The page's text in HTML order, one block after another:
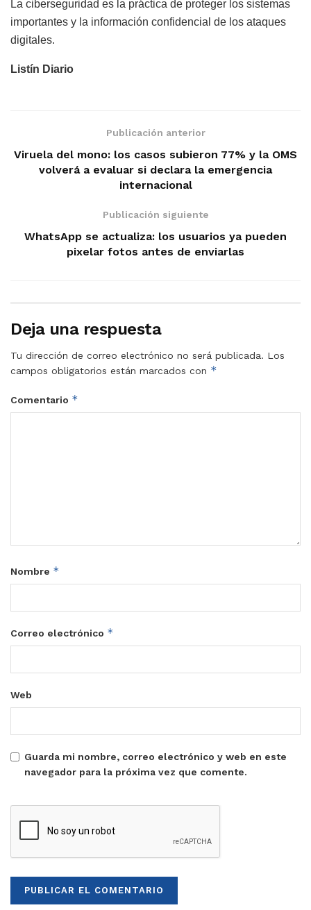
La ciberseguridad es la práctica de proteger los sistemas
importantes y la información confidencial de los ataques
digitales.
Listín Diario
Publicación anterior
Viruela del mono: los casos subieron 77% y la OMS
volverá a evaluar si declara la emergencia
internacional
Publicación siguiente
WhatsApp se actualiza: los usuarios ya pueden
pixelar fotos antes de enviarlas
Deja una respuesta
Tu dirección de correo electrónico no será publicada. Los
campos obligatorios están marcados con *
Comentario *
Nombre *
Correo electrónico *
Web
Guarda mi nombre, correo electrónico y web en este
navegador para la próxima vez que comente.